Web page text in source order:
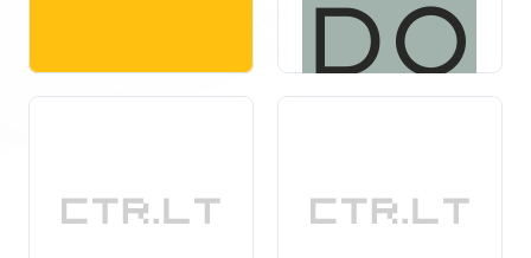
praleisti daugiau laiko!